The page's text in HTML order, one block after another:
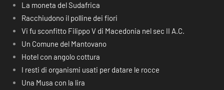
La moneta del Sudafrica
Racchiudono il polline dei fiori
Vi fu sconfitto Filippo V di Macedonia nel sec II A.C.
Un Comune del Mantovano
Hotel con angolo cottura
I resti di organismi usati per datare le rocce
Una Musa con la lira